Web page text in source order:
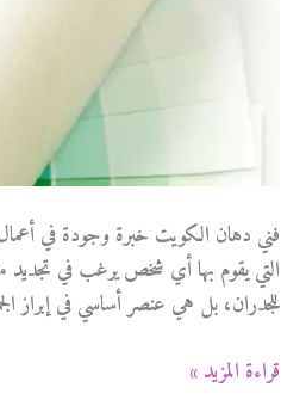
فني دهان الكويت خبرة وجودة في
التي يقوم بها أي شخص يرغب في تجديد
للجدران، بل هي عنصر أساسي في
فني
قراءة المزيد »